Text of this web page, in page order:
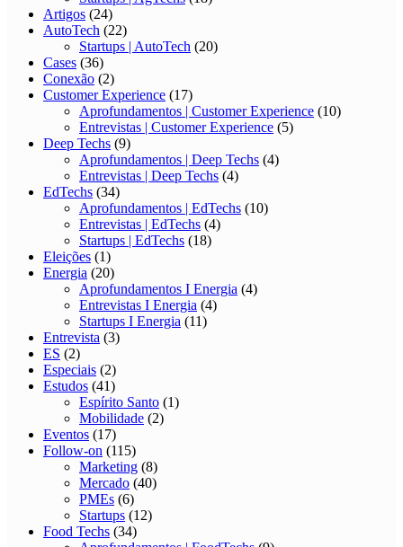
Artigos (24)
AutoTech (22)
Startups | AutoTech (20)
Cases (36)
Conexão (2)
Customer Experience (17)
Aprofundamentos | Customer Experience (10)
Entrevistas | Customer Experience (5)
Deep Techs (9)
Aprofundamentos | Deep Techs (4)
Entrevistas | Deep Techs (4)
EdTechs (34)
Aprofundamentos | EdTechs (10)
Entrevistas | EdTechs (4)
Startups | EdTechs (18)
Eleições (1)
Energia (20)
Aprofundamentos I Energia (4)
Entrevistas I Energia (4)
Startups I Energia (11)
Entrevista (3)
ES (2)
Especiais (2)
Estudos (41)
Espírito Santo (1)
Mobilidade (2)
Eventos (17)
Follow-on (115)
Marketing (8)
Mercado (40)
PMEs (6)
Startups (12)
Food Techs (34)